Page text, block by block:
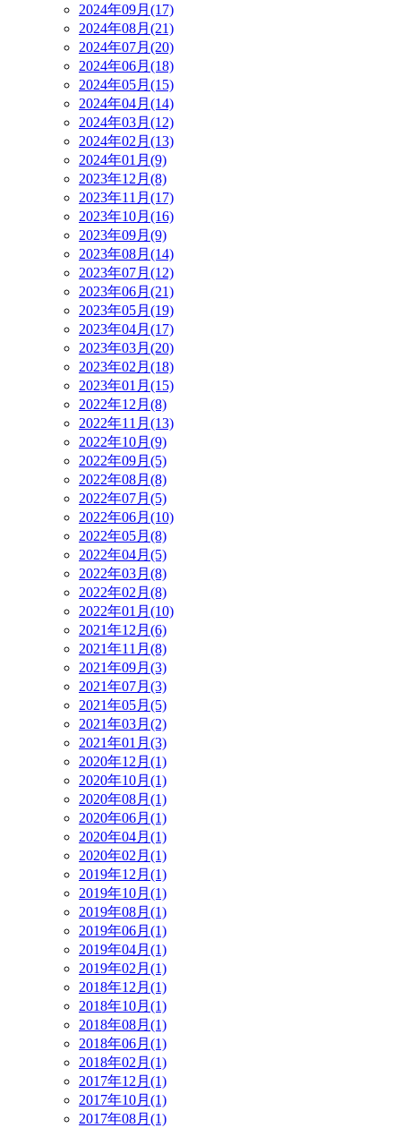
2024年09月(17)
2024年08月(21)
2024年07月(20)
2024年06月(18)
2024年05月(15)
2024年04月(14)
2024年03月(12)
2024年02月(13)
2024年01月(9)
2023年12月(8)
2023年11月(17)
2023年10月(16)
2023年09月(9)
2023年08月(14)
2023年07月(12)
2023年06月(21)
2023年05月(19)
2023年04月(17)
2023年03月(20)
2023年02月(18)
2023年01月(15)
2022年12月(8)
2022年11月(13)
2022年10月(9)
2022年09月(5)
2022年08月(8)
2022年07月(5)
2022年06月(10)
2022年05月(8)
2022年04月(5)
2022年03月(8)
2022年02月(8)
2022年01月(10)
2021年12月(6)
2021年11月(8)
2021年09月(3)
2021年07月(3)
2021年05月(5)
2021年03月(2)
2021年01月(3)
2020年12月(1)
2020年10月(1)
2020年08月(1)
2020年06月(1)
2020年04月(1)
2020年02月(1)
2019年12月(1)
2019年10月(1)
2019年08月(1)
2019年06月(1)
2019年04月(1)
2019年02月(1)
2018年12月(1)
2018年10月(1)
2018年08月(1)
2018年06月(1)
2018年02月(1)
2017年12月(1)
2017年10月(1)
2017年08月(1)